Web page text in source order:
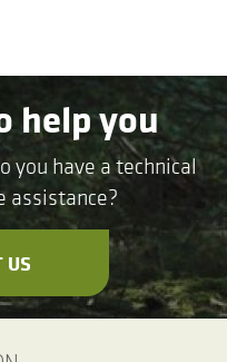
help you
you have a technical
assistance?
US